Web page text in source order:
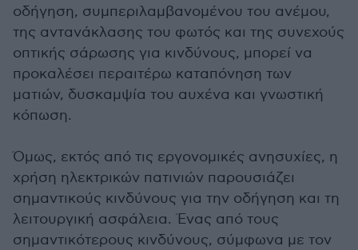
οδήγηση, συμπεριλαμβανομένου του ανέμου,
της αντανάκλασης του φωτός και της συνεχούς
οπτικής σάρωσης για κινδύνους, μπορεί να
προκαλέσει περαιτέρω καταπόνηση των
ματιών, δυσκαμψία του αυχένα και γνωστική
κόπωση.
Όμως, εκτός από τις εργονομικές ανησυχίες, η
χρήση ηλεκτρικών πατινιών παρουσιάζει
σημαντικούς κινδύνους για την οδήγηση και τη
λειτουργική ασφάλεια. Ένας από τους
σημαντικότερους κινδύνους, σύμφωνα με τον